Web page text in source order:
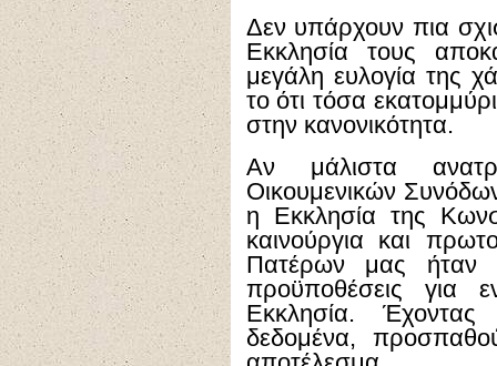
Δεν υπάρχουν πια
Εκκλησία τους
μεγάλη ευλογία της
το ότι τόσα
στην κανονικότητα.
Αν μάλιστα
Οικουμενικών
η Εκκλησία της
καινούργια και
Πατέρων μας ήταν
προϋποθέσεις για
Εκκλησία.
δεδομένα,